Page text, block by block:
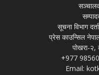
सूचना विभाग
प्रेस काउन्सिल
पोखरा-२,
+977
Email: